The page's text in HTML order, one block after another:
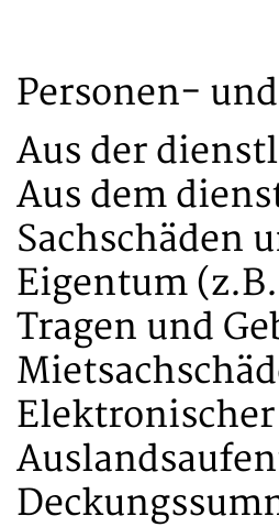
Personen-
Aus der
Aus dem
Sachschäden
Eigentum
Tragen und